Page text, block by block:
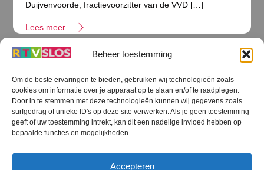
Beheer toestemming
Om de beste ervaringen te bieden, gebruiken wij technologieën zoals
cookies om informatie over je apparaat op te slaan en/of te raadplegen.
Door in te stemmen met deze technologieën kunnen wij gegevens zoals
surfgedrag of unieke ID's op deze site verwerken. Als je geen toestemming
geeft of uw toestemming intrekt, kan dit een nadelige invloed hebben op
bepaalde functies en mogelijkheden.
Accepteren
Duijvenvoorde, fractievoorzitter van de VVD […]
Lees meer...
Terug
naar
boven
RTV SLOS